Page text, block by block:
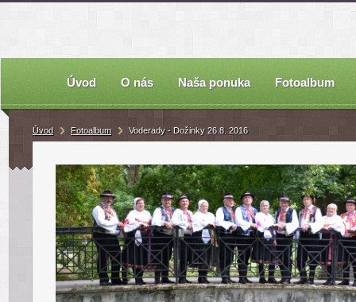
Úvod O nás Naša ponuka Fotoalbum
Úvod Fotoalbum Voderady - Dožinky 26.8. 2016